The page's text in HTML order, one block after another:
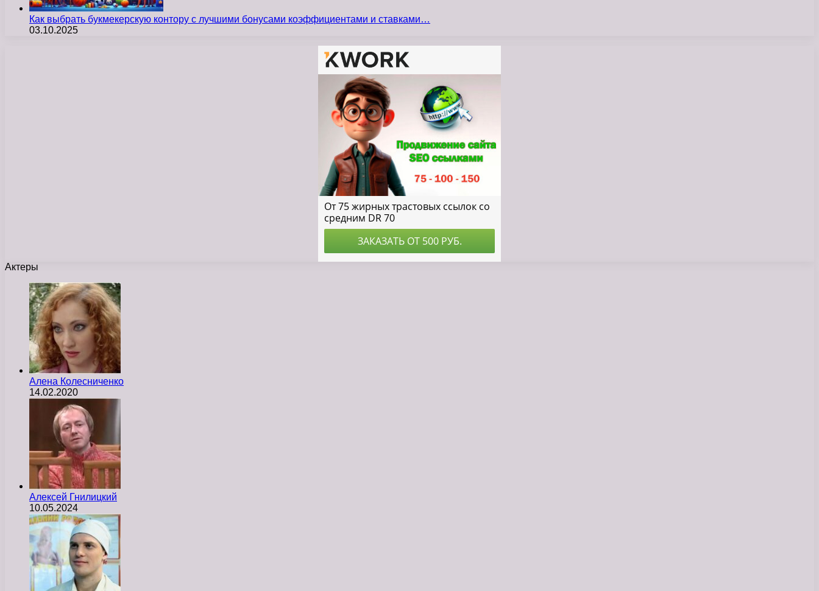
Как выбрать букмекерскую контору с лучшими бонусами коэффициентами и ставками…
03.10.2025
Актеры
Алена Колесниченко
14.02.2020
Алексей Гнилицкий
10.05.2024